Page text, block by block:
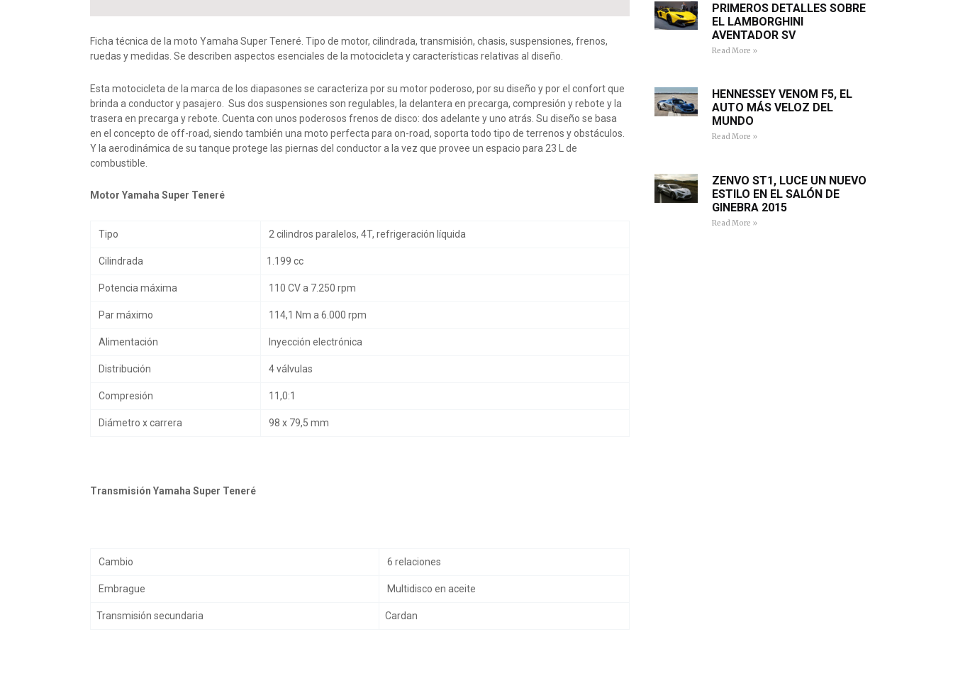
Ficha técnica de la moto Yamaha Super Teneré. Tipo de motor, cilindrada, transmisión, chasis, suspensiones, frenos,
ruedas y medidas. Se describen aspectos esenciales de la motocicleta y características relativas al diseño.
Esta motocicleta de la marca de los diapasones se caracteriza por su motor poderoso, por su diseño y por el confort que
brinda a conductor y pasajero. Sus dos suspensiones son regulables, la delantera en precarga, compresión y rebote y la
trasera en precarga y rebote. Cuenta con unos poderosos frenos de disco: dos adelante y uno atrás. Su diseño se basa
en el concepto de off-road, siendo también una moto perfecta para on-road, soporta todo tipo de terrenos y obstáculos.
Y la aerodinámica de su tanque protege las piernas del conductor a la vez que provee un espacio para 23 L de
combustible.
Motor Yamaha Super Teneré
Tipo 2 cilindros paralelos, 4T, refrigeración líquida
Cilindrada 1.199 cc
Potencia máxima 110 CV a 7.250 rpm
Par máximo 114,1 Nm a 6.000 rpm
Alimentación Inyección electrónica
Distribución 4 válvulas
Compresión 11,0:1
Diámetro x carrera 98 x 79,5 mm
Transmisión Yamaha Super Teneré
Cambio 6 relaciones
Embrague Multidisco en aceite
Transmisión secundaria Cardan
PRIMEROS DETALLES SOBRE
EL LAMBORGHINI
AVENTADOR SV
Read More »
HENNESSEY VENOM F5, EL
AUTO MÁS VELOZ DEL
MUNDO
Read More »
ZENVO ST1, LUCE UN NUEVO
ESTILO EN EL SALÓN DE
GINEBRA 2015
Read More »